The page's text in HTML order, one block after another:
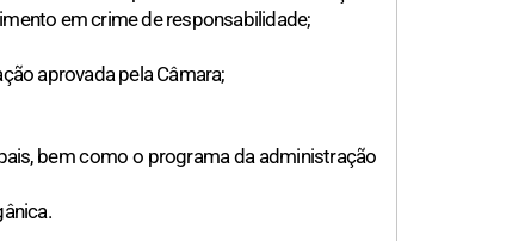
em crime de responsabilidade;
aprovada pela Câmara;
bem como o programa da administração